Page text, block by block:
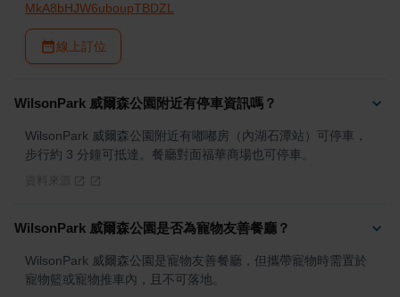
MkA8bHJW6uboupTBDZL
線上訂位
WilsonPark 威爾森公園附近有停車資訊嗎？
WilsonPark 威爾森公園附近有嘟嘟房（內湖石潭站）可停車，
步行約 3 分鐘可抵達。餐廳對面福華商場也可停車。
WilsonPark 威爾森公園是否為寵物友善餐廳？
WilsonPark 威爾森公園是寵物友善餐廳，但攜帶寵物時需置於
寵物籃或寵物推車內，且不可落地。